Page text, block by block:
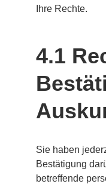
Ihre Rechte.
4.1
Sie haben
Bestätigung
betreffende